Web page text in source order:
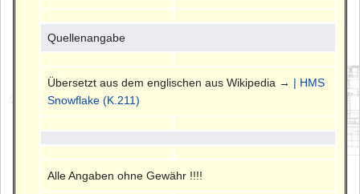
Quellenangabe
Übersetzt aus dem englischen aus Wikipedia → | HMS
Snowflake (K.211)
Alle Angaben ohne Gewähr !!!!